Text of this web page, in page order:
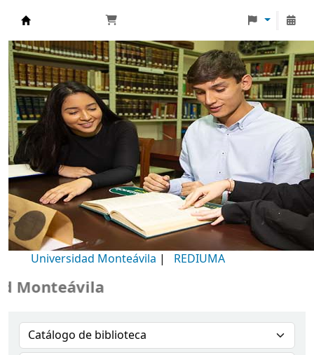
Biblioteca Universidad Monteávila
Universidad Monteávila | REDIUMA